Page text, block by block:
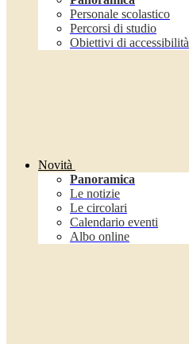
Personale scolastico
Percorsi di studio
Obiettivi di accessibilità
Novità
Panoramica
Le notizie
Le circolari
Calendario eventi
Albo online